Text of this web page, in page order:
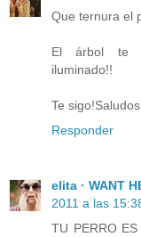
Que ternura el
El árbol te
iluminado!!
Te sigo!Saludos
Responder
elita · WANT
2011 a las
TU PERRO